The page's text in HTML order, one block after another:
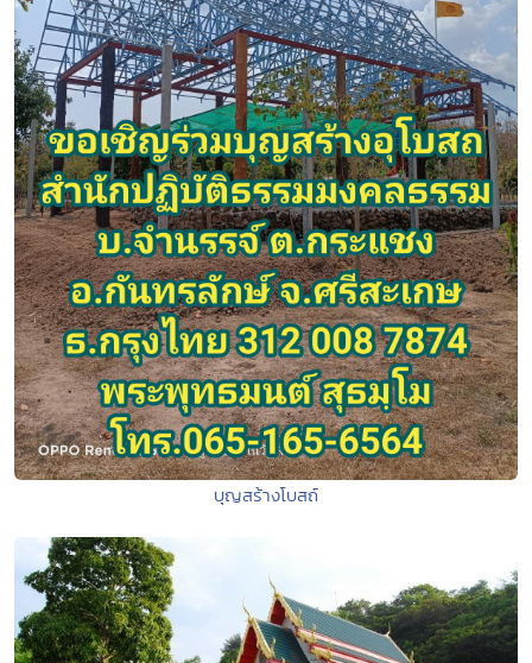
บุญสร้างโบสถ์